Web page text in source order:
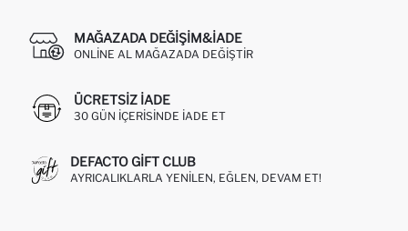
MAĞAZADA DEĞIŞIM&İADE
ONLINE AL MAĞAZADA DEĞIŞTIR
ÜCRETSIZ IADE
30 GÜN IÇERISINDE IADE ET
DEFACTO GIFT CLUB
AYRICALIKLARLA YENILEN, EĞLEN, DEVAM ET!